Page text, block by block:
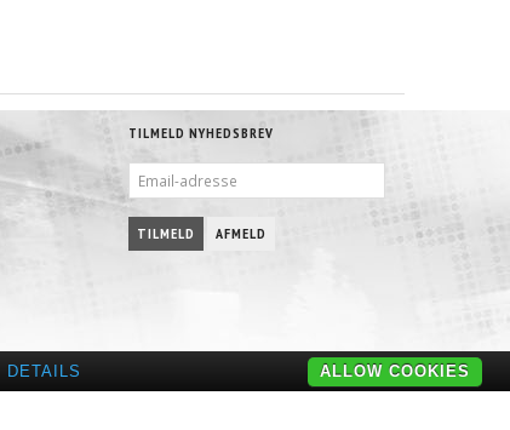
TILMELD NYHEDSBREV
ADRESSE
TILMELD AFMELD
DETAILS ALLOW COOKIES